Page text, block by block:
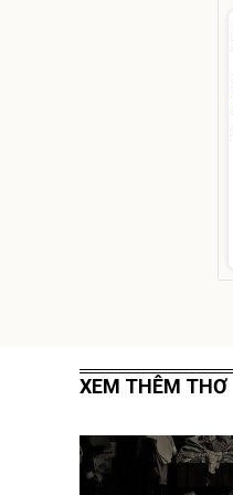
XEM THÊM THƠ